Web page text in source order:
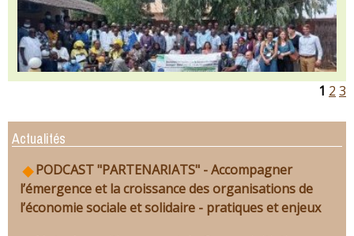
1 2 3
Actualités
PODCAST "PARTENARIATS" - Accompagner
l’émergence et la croissance des organisations de
l’économie sociale et solidaire - pratiques et enjeux